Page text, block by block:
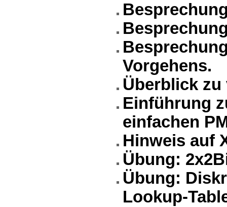
Vorgehens.
Überblick
Einführung
einfachen
Hinweis auf
Übung:
Übung:
Lookup-